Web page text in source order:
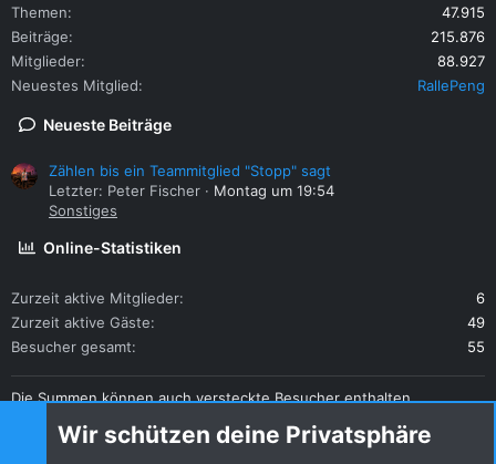
Themen
47.915
Beiträge
215.876
Mitglieder
88.927
Neuestes Mitglied
RallePeng
Neueste Beiträge
Zählen bis ein Teammitglied "Stopp" sagt
Letzter: Peter Fischer
Montag um 19:54
Sonstiges
Online-Statistiken
Zurzeit aktive Mitglieder
6
Zurzeit aktive Gäste
49
Besucher gesamt
55
Die Summen können auch versteckte Besucher enthalten.
Wir schützen deine Privatsphäre